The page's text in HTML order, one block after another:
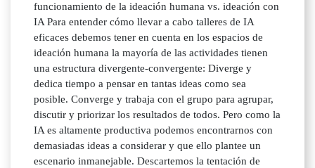
funcionamiento de la ideación humana vs. ideación con
IA Para entender cómo llevar a cabo talleres de IA
eficaces debemos tener en cuenta en los espacios de
ideación humana la mayoría de las actividades tienen
una estructura divergente-convergente: Diverge y
dedica tiempo a pensar en tantas ideas como sea
posible. Converge y trabaja con el grupo para agrupar,
discutir y priorizar los resultados de todos. Pero como la
IA es altamente productiva podemos encontrarnos con
demasiadas ideas a considerar y que ello plantee un
escenario inmanejable. Descartemos la tentación de